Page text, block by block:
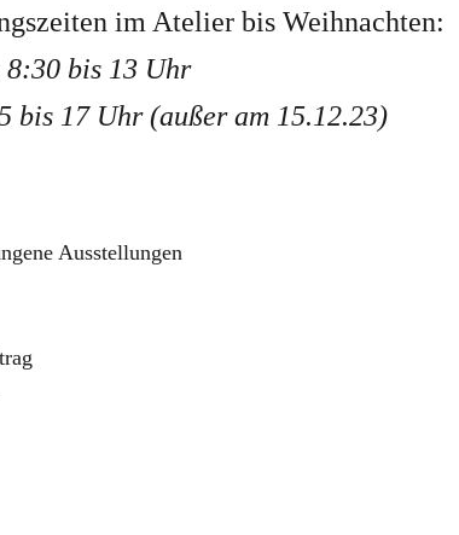
im Atelier bis Weihnachten:
bis 13 Uhr
bis 17 Uhr (außer am 15.12.23)
Ausstellungen